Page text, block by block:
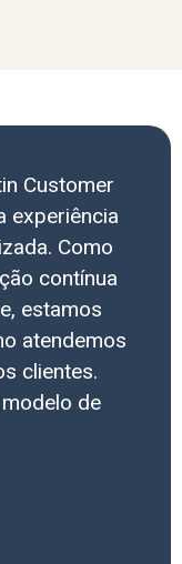
Customer
experiência
Como
contínua
estamos
atendemos
clientes.
de